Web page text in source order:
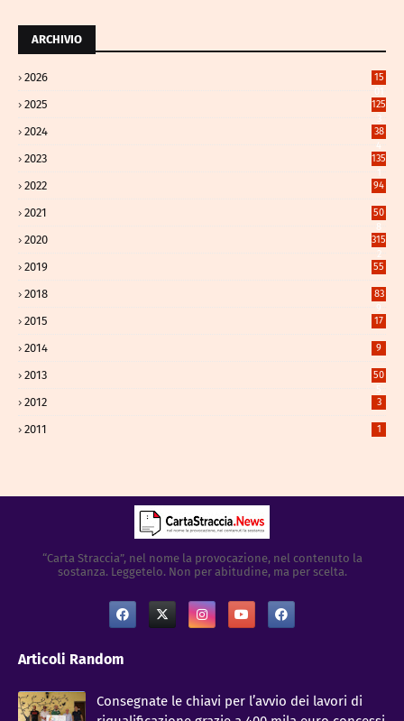
ARCHIVIO
2026
15
01
2025
125
3
2024
38
4
2023
135
1
2022 94
2021
50
8
2020
315
2
2019 55
2018
83
9
2015 17
2014 9
2013
50
5
2012 3
2011 1
“Carta Straccia”, nel nome la provocazione, nel contenuto la
sostanza. Leggetelo. Non per abitudine, ma per scelta.
Articoli Random
Consegnate le chiavi per l’avvio dei lavori di